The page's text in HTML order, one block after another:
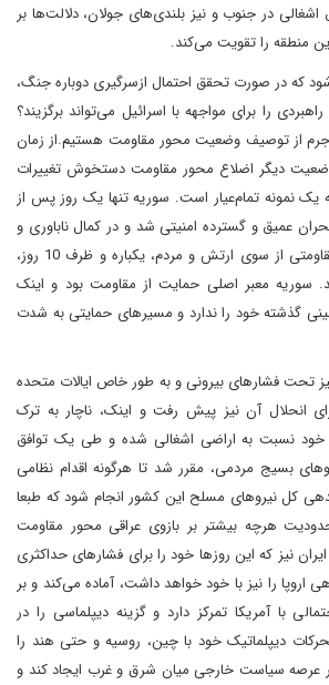
در جنوب و نیز بلندی‌های جولان، دلالت‌ها بر
منطقه را تقویت می‌کند.
که در صورت تحقق احتمال ازسرگیری دوباره جنگ،
را برای مواجهه با اسرائیل می‌تواند برگزیند؟
از توصیف وضعیت محور مقاومت هستیم.از زمان
دیگر اضلاع محور مقاومت دستخوش تغییرات
یک نمونه تمام‌عیار است. سوریه تنها یک روز پس از
عمیق و گسترده امنیتی شد و در کمال ناباوری و
در غیاب هر گونه نیروی مقاومتی از سوی ارتش و مردم، یکباره و ظرف 10 روز،
سوریه معبر اصلی حمایت از مقاومت بود و اینک
گذشته خود را ندارد و مسیرهای حمایتی به شدت
تحت‌ فشارهای بیرونی و به طور خاص ایالات متحده
انحلال آن نیز پیش رفت و اینک، ناچار به ترک
نسبت به اراضی اشغالی شده و طی یک توافق
بسیج مردمی، مقرر شد تا هرگونه اقدام نظامی
کل نیروهای مسلح این کشور انجام شود که طبعا
هرچه بیشتر بر بازوی عراقی محور مقاومت
نیز که این روزها خود را برای فشارهای حداکثری
اروپا را نیز با خود خواهد داشت، آماده می‌کند و بر
با آمریکا تمرکز دارد و گزینه دیپلماسی را در
دیپلماتیک خود با چین، روسیه و حتی هند را
در عرصه سیاست خارجی میان شرق و غرب ایجاد کند و